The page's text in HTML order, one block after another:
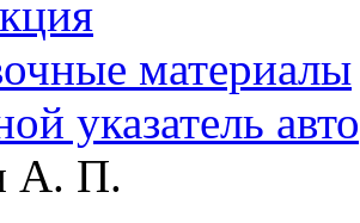
материалы
указатель
А. П.